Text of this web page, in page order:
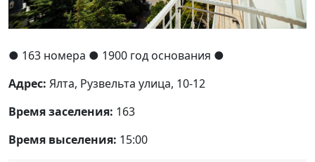
● 163 номера ● 1900 год основания ●
Адрес: Ялта, Рузвельта улица, 10-12
Время заселения: 163
Время выселения: 15:00